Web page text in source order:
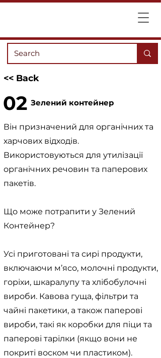
<< Back
02 Зелений контейнер
Він призначений для органічних та
харчових відходів.
Використовуються для утилізації
органічних речовин та паперових
пакетів.
Що може потрапити у Зелений
Контейнер?
Усі приготовані та сирі продукти,
включаючи м’ясо, молочні продукти,
горіхи, шкаралупу та хлібобулочні
вироби. Кавова гуща, фільтри та
чайні пакетики, а також паперові
вироби, такі як коробки для піци та
паперові тарілки (якщо вони не
покриті воском чи пластиком).